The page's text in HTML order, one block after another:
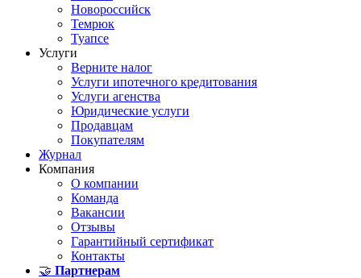
Новороссийск
Темрюк
Туапсе
Услуги
Верните налог
Услуги ипотечного кредитования
Услуги агенства
Юридические услуги
Продавцам
Покупателям
Журнал
Компания
О компании
Команда
Вакансии
Отзывы
Гарантийный сертификат
Контакты
🤝 Партнерам